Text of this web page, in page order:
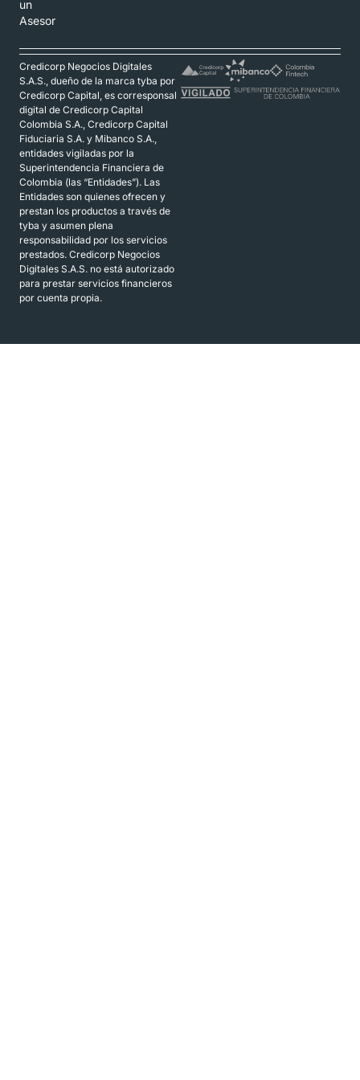
un
Asesor
Credicorp Negocios Digitales
S.A.S., dueño de la marca tyba por
Credicorp Capital, es corresponsal
digital de Credicorp Capital
Colombia S.A., Credicorp Capital
Fiduciaria S.A. y Mibanco S.A.,
entidades vigiladas por la
Superintendencia Financiera de
Colombia (las “Entidades”). Las
Entidades son quienes ofrecen y
prestan los productos a través de
tyba y asumen plena
responsabilidad por los servicios
prestados. Credicorp Negocios
Digitales S.A.S. no está autorizado
para prestar servicios financieros
por cuenta propia.